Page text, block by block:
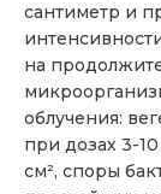
сантиметр и
на
облучения:
при дозах 3-
см², споры